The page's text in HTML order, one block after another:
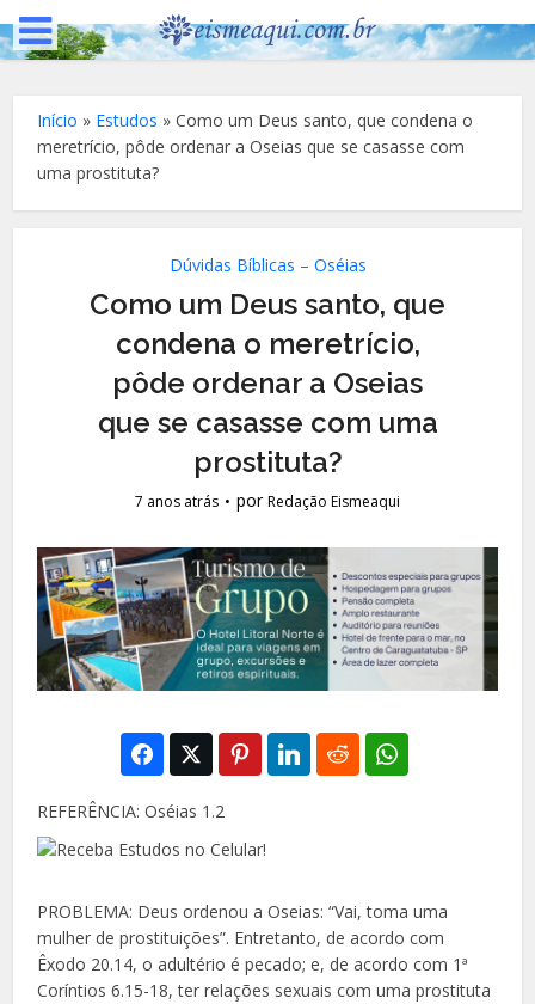
Início » Estudos »Como um Deus santo, que condena o
meretrício, pôde ordenar a Oseias que se casasse com
uma prostituta?
Dúvidas Bíblicas – Oséias
Como um Deus santo, que
condena o meretrício,
pôde ordenar a Oseias
que se casasse com uma
prostituta?
7 anos atrás porRedação Eismeaqui
REFERÊNCIA: Oséias 1.2
PROBLEMA: Deus ordenou a Oseias: “Vai, toma uma
mulher de prostituições”. Entretanto, de acordocom
Êxodo 20.14, o adultério é pecado; e, deacordo com 1ª
Coríntios 6.15-18, ter relações sexuais com uma prostituta